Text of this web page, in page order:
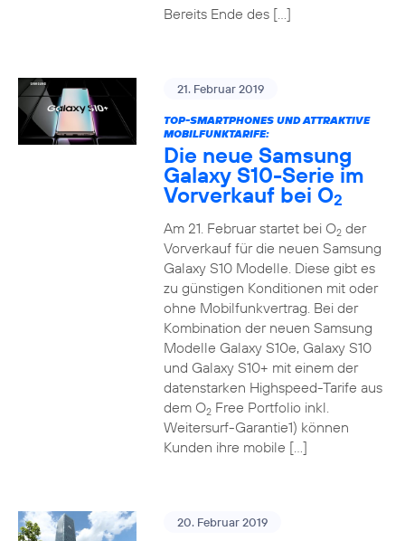
Bereits Ende des […]
21. Februar 2019
TOP-SMARTPHONES UND ATTRAKTIVE
MOBILFUNKTARIFE:
Die neue Samsung
Galaxy S10-Serie im
Vorverkauf bei O2
Am 21. Februar startet bei O2der
Vorverkauf für die neuen Samsung
Galaxy S10 Modelle. Diese gibt es
zu günstigen Konditionen mit oder
ohne Mobilfunkvertrag. Bei der
Kombination der neuen Samsung
Modelle Galaxy S10e, Galaxy S10
und Galaxy S10+ mit einem der
datenstarken Highspeed-Tarife aus
dem O2Free Portfolio inkl.
Weitersurf-Garantie1) können
Kunden ihre mobile […]
20. Februar 2019